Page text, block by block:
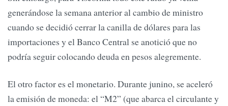
generándose la semana anterior al cambio de ministro
cuando se decidió cerrar la canilla de dólares para las
importaciones y el Banco Central se anotició que no
podría seguir colocando deuda en pesos alegremente.
El otro factor es el monetario. Durante junino, se aceleró
la emisión de moneda: el “M2” (que abarca el circulante y